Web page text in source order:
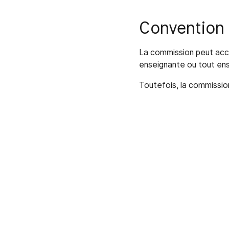
La commission peut
enseignante ou tout
Toutefois, la